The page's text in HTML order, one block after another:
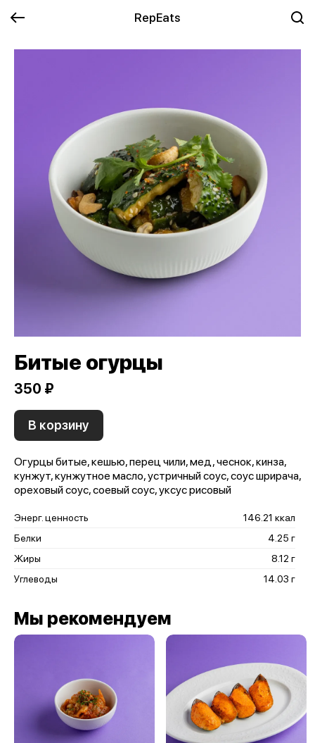
RepEats
Битые огурцы
350 ₽
В корзину
Огурцы битые, кешью, перец чили, мед, чеснок, кинза,
кунжут, кунжутное масло, устричный соус, соус шрирача,
ореховый соус, соевый соус, уксус рисовый
Энерг. ценность
146.21 ккал
Белки
4.25 г
Жиры
8.12 г
Углеводы
14.03 г
Мы рекомендуем